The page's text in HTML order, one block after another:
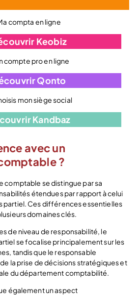
compta en ligne
Keobiz
compte pro en ligne
Qonto
mon siège social
Kandbaz
avec un
?
comptable se distingue par sa
étendues par rapport à celui
partiel. Ces différences essentielles
domaines clés.
de niveau de responsabilité, le
se focalise principalement sur les
tandis que le responsable
la prise de décisions stratégiques et
du département comptabilité.
également un aspect